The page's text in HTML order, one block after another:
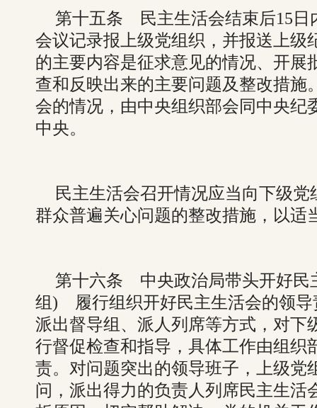
第十五条 民主生活会结束后15日
会议记录报上级党组织，并报送上级
的主要内容是征求意见的情况、开展
查和反映出来的主要问题及整改措施
会的情况，由中央组织部会同中央纪
中央。
民主生活会召开情况应当向下级
群众普遍关心问题的整改措施，以适
第十六条 中央政治局带头开好
组) 履行组织开好民主生活会的领导
派出督导组、派人列席等方式，对下
行督促检查和指导，具体工作由组织
责。对问题突出的领导班子，上级党
问，派出得力的负责人列席民主生活